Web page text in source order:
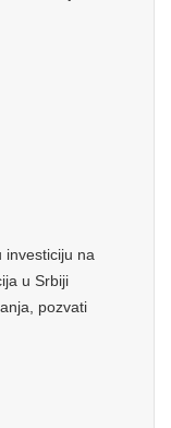
investiciju na
u Srbiji
pozvati